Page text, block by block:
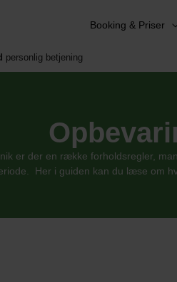
Booking & Priser
personlig betjening
er der en række forholdsregler,
Her i guiden kan du læse om